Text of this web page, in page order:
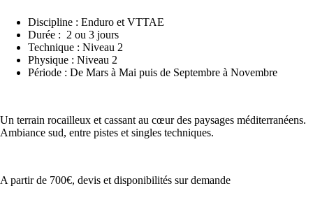
Discipline : Enduro et VTTAE
Durée : 2 ou 3 jours
Technique : Niveau 2
Physique : Niveau 2
Période : De Mars à Mai puis de Septembre à Novembre
Un terrain rocailleux et cassant au cœur des paysages méditerranéens.
Ambiance sud, entre pistes et singles techniques.
A partir de 700€, devis et disponibilités sur demande